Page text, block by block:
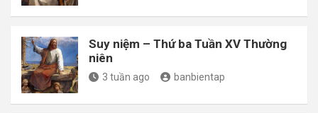
Suy niệm – Thứ ba Tuần XV Thường
niên
3 tuần ago banbientap